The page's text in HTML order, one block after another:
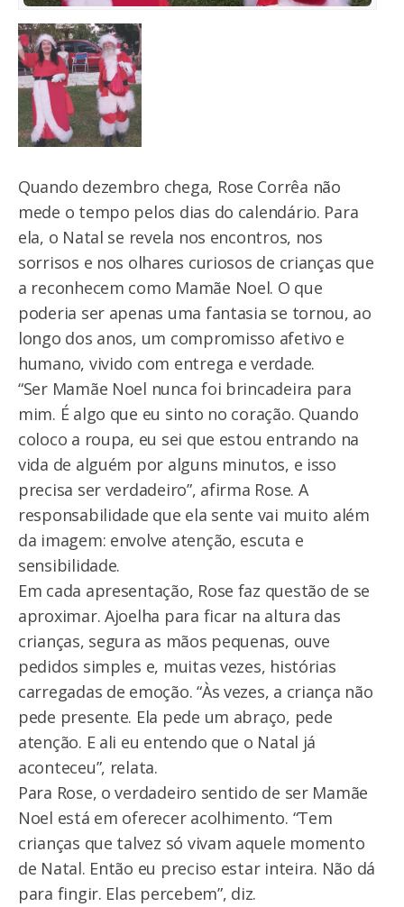
Quando dezembro chega, Rose Corrêa não
mede o tempo pelos dias do calendário. Para
ela, o Natal se revela nos encontros, nos
sorrisos e nos olhares curiosos de crianças que
a reconhecem como Mamãe Noel. O que
poderia ser apenas uma fantasia se tornou, ao
longo dos anos, um compromisso afetivo e
humano, vivido com entrega e verdade.
“Ser Mamãe Noel nunca foi brincadeira para
mim. É algo que eu sinto no coração. Quando
coloco a roupa, eu sei que estou entrando na
vida de alguém por alguns minutos, e isso
precisa ser verdadeiro”, afirma Rose. A
responsabilidade que ela sente vai muito além
da imagem: envolve atenção, escuta e
sensibilidade.
Em cada apresentação, Rose faz questão de se
aproximar. Ajoelha para ficar na altura das
crianças, segura as mãos pequenas, ouve
pedidos simples e, muitas vezes, histórias
carregadas de emoção. “Às vezes, a criança não
pede presente. Ela pede um abraço, pede
atenção. E ali eu entendo que o Natal já
aconteceu”, relata.
Para Rose, o verdadeiro sentido de ser Mamãe
Noel está em oferecer acolhimento. “Tem
crianças que talvez só vivam aquele momento
de Natal. Então eu preciso estar inteira. Não dá
para fingir. Elas percebem”, diz.